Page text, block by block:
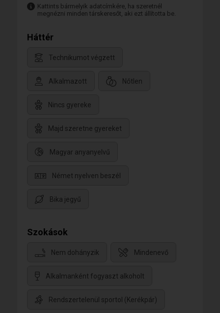
Kattints bármelyik adatcímkére, ha szeretnél
megnézni minden társkeresőt, aki ezt állította be.
Háttér
Technikumot végzett
Alkalmazott Nőtlen
Nincs gyereke
Majd szeretne gyereket
Magyar anyanyelvű
Német nyelven beszél
Bika jegyű
Szokások
Nem dohányzik Mindenevő
Alkalmanként fogyaszt alkoholt
Rendszertelenül sportol (Kerékpár)